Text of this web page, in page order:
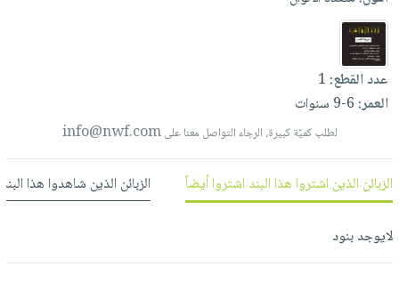
بالأسنان
الحمية
والتغذية
أدوات
المائدة
الأوعية
والتخزين
أدوات
مبيعاً
العودة
للمدارس
اكسسوارات
اكسسوارات
منزلية
ملابس
شحن
مجاني
بنود
مختارة
اشتراكات
الاشتراكات
صندوق
iKitab
بلا
نيل
وفرات
عدد القطع:1
العمر:6-9 سنوات
لطلب كميّة كبيرة، الرجاء التواصل معنا علىinfo@nwf.com
الزبائن الذين اشتروا هذا البند اشتروا أيضاً الزبائن الذين شاهدوا هذا
لايوجد بنود